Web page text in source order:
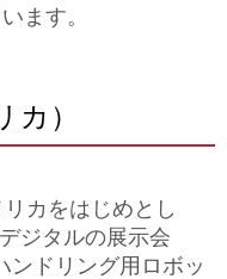
ます。
）
カをはじめとし
ジタルの展示会
ンドリング用ロボッ